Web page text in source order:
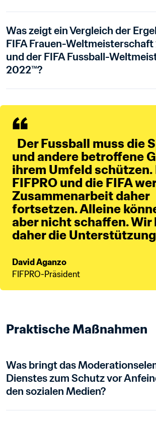
Was zeigt ein Vergleich der
FIFA Frauen-
und der FIFA Fussball-
2022™?
und andere betroffene
ihrem Umfeld schützen.
FIFPRO und die FIFA
Zusammenarbeit daher
fortsetzen. Alleine
aber nicht schaffen. Wir
daher die
David Aganzo
FIFPRO-Präsident
Was bringt das
Dienstes zum Schutz vor
den sozialen Medien?